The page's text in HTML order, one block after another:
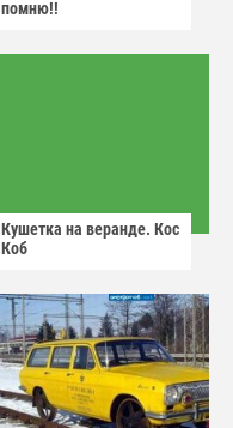
помню!!
Кушетка на веранде. Кос
Коб